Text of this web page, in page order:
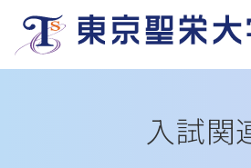
入試関